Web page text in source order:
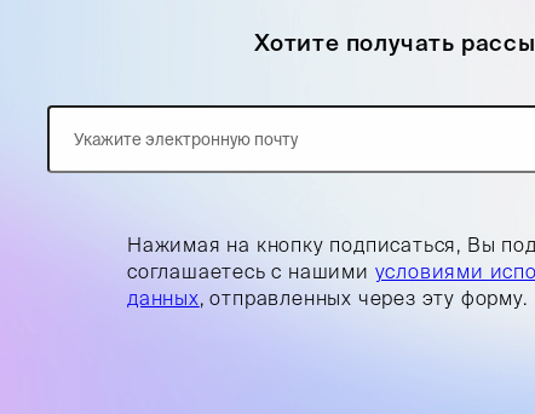
Хотите получать
Нажимая на кнопку подписаться, Вы
соглашаетесь с нашими условиями
данных, отправленных через эту форму.